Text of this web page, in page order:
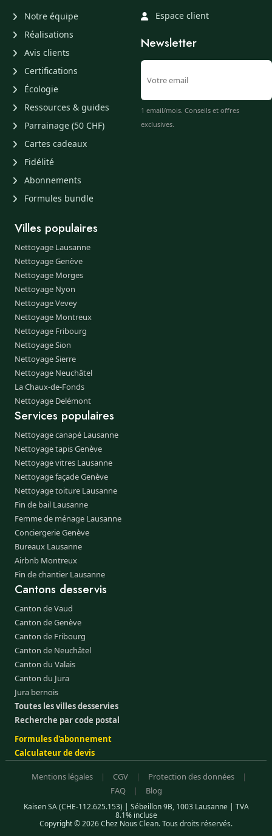
Notre équipe
Réalisations
Avis clients
Certifications
Écologie
Ressources & guides
Parrainage (50 CHF)
Cartes cadeaux
Fidélité
Abonnements
Formules bundle
Espace client
Newsletter
1 email/mois. Conseils et offres
exclusives.
Villes populaires
Nettoyage Lausanne
Nettoyage Genève
Nettoyage Morges
Nettoyage Nyon
Nettoyage Vevey
Nettoyage Montreux
Nettoyage Fribourg
Nettoyage Sion
Nettoyage Sierre
Nettoyage Neuchâtel
La Chaux-de-Fonds
Nettoyage Delémont
Services populaires
Nettoyage canapé Lausanne
Nettoyage tapis Genève
Nettoyage vitres Lausanne
Nettoyage façade Genève
Nettoyage toiture Lausanne
Fin de bail Lausanne
Femme de ménage Lausanne
Conciergerie Genève
Bureaux Lausanne
Airbnb Montreux
Fin de chantier Lausanne
Cantons desservis
Canton de Vaud
Canton de Genève
Canton de Fribourg
Canton de Neuchâtel
Canton du Valais
Canton du Jura
Jura bernois
Toutes les villes desservies
Recherche par code postal
Formules d'abonnement
Calculateur de devis
Mentions légales | CGV | Protection des données
|
FAQ
| Blog
Kaisen SA (CHE-112.625.153) | Sébeillon 9B, 1003 Lausanne | TVA
8.1% incluse
Copyright © 2026 Chez Nous Clean. Tous droits réservés.